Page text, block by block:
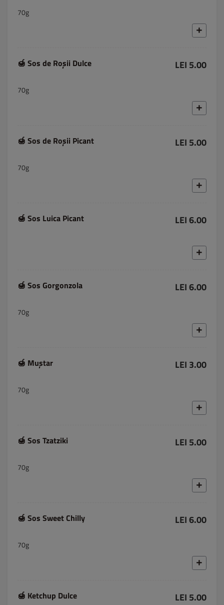
70g
🍯 Sos de Roșii Dulce LEI 5.00
70g
🍯 Sos de Roșii Picant LEI 5.00
70g
🍯 Sos Luica Picant LEI 6.00
🍯 Sos Gorgonzola LEI 6.00
70g
🍯 Muștar LEI 3.00
70g
🍯 Sos Tzatziki LEI 5.00
70g
🍯 Sos Sweet Chilly LEI 6.00
70g
🍯 Ketchup Dulce LEI 5.00